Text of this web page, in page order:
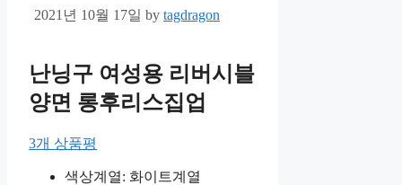
2021년 10월 17일 by tagdragon
난닝구 여성용 리버시블
양면 롱후리스집업
3개 상품평
색상계열: 화이트계열